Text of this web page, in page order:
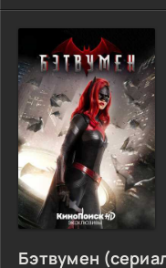
после грандиозных
сложное испытание.
будущее девицы к
перечеркивается
является
Бэтвумен